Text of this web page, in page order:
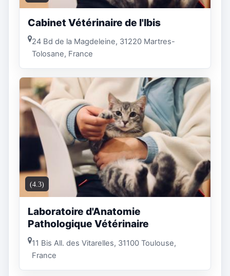
Cabinet Vétérinaire de l'Ibis
24 Bd de la Magdeleine, 31220 Martres-
Tolosane, France
(4.3)
Laboratoire d'Anatomie
Pathologique Vétérinaire
11 Bis All. des Vitarelles, 31100 Toulouse,
France